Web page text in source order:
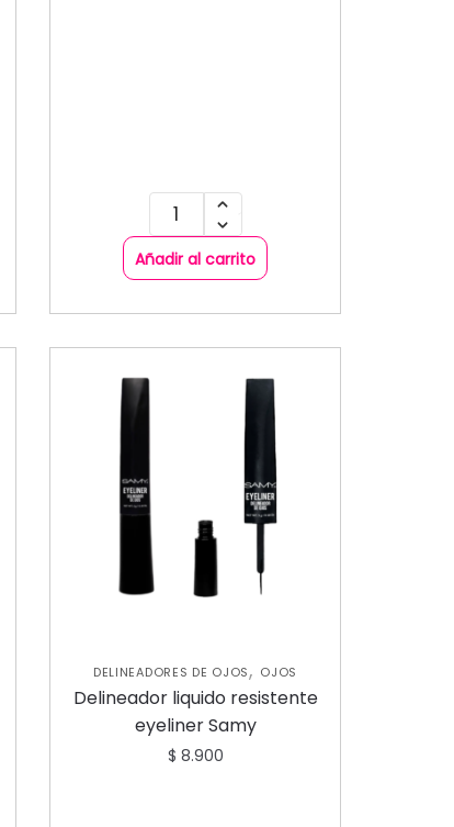
Añadir al carrito
DELINEADORES DE OJOS, OJOS
Delineador liquido resistente
eyeliner Samy
$ 8.900